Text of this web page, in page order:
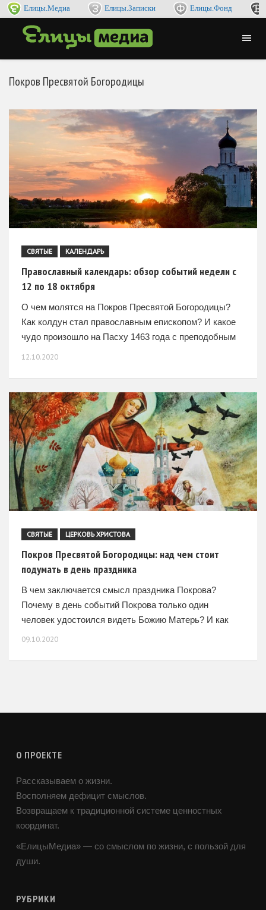
Елицы.Медиа Елицы.Записки Елицы.Фонд
Покров Пресвятой Богородицы
СВЯТЫЕ КАЛЕНДАРЬ
Православный календарь: обзор событий недели с
12 по 18 октября
О чем молятся на Покров Пресвятой Богородицы?
Как колдун стал православным епископом? И какое
чудо произошло на Пасху 1463 года с преподобным
12.10.2020
СВЯТЫЕ ЦЕРКОВЬ ХРИСТОВА
Покров Пресвятой Богородицы: над чем стоит
подумать в день праздника
В чем заключается смысл праздника Покрова?
Почему в день событий Покрова только один
человек удостоился видеть Божию Матерь? И как
научиться видеть чудеса Божии? Об этом и не
09.10.2020
О ПРОЕКТЕ
Рассказываем о жизни.
Восполняем дефицит смыслов.
Возвращаем к традиционной системе ценностных
координат.
«ЕлицыМедиа» — со смыслом по жизни, с пользой для
души.
РУБРИКИ